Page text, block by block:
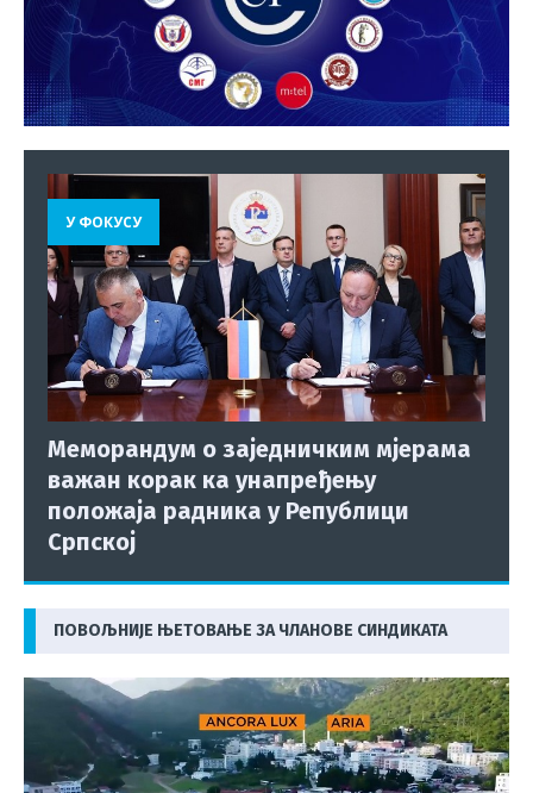
У ФОКУСУ
Меморандум о заједничким мјерама
важан корак ка унапређењу
положаја радника у Републици
Српској
ПОВОЉНИЈЕ ЊЕТОВАЊЕ ЗА ЧЛАНОВЕ СИНДИКАТА